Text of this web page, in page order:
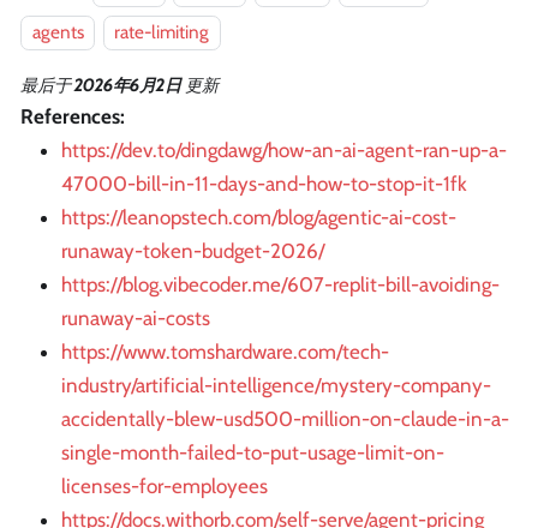
agents
rate-limiting
最后于2026年6月2日 更新
References:
https://dev.to/dingdawg/how-an-ai-agent-ran-up-a-
47000-bill-in-11-days-and-how-to-stop-it-1fk
https://leanopstech.com/blog/agentic-ai-cost-
runaway-token-budget-2026/
https://blog.vibecoder.me/607-replit-bill-avoiding-
runaway-ai-costs
https://www.tomshardware.com/tech-
industry/artificial-intelligence/mystery-company-
accidentally-blew-usd500-million-on-claude-in-a-
single-month-failed-to-put-usage-limit-on-
licenses-for-employees
https://docs.withorb.com/self-serve/agent-pricing